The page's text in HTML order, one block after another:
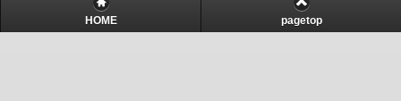
HOME pagetop